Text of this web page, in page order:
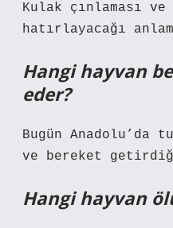
Kulak çınlaması
hatırlayacağı
Hangi hayvan
eder?
Bugün Anadolu’da
ve bereket
Hangi hayvan